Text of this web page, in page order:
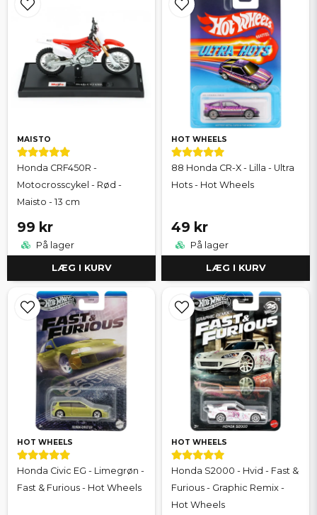
MAISTO
Honda CRF450R -
Motocrosscykel - Rød -
Maisto - 13 cm
99 kr
På lager
LÆG I KURV
HOT WHEELS
88 Honda CR-X - Lilla - Ultra
Hots - Hot Wheels
49 kr
På lager
LÆG I KURV
HOT WHEELS
Honda Civic EG - Limegrøn -
Fast & Furious - Hot Wheels
HOT WHEELS
Honda S2000 - Hvid - Fast &
Furious - Graphic Remix -
Hot Wheels